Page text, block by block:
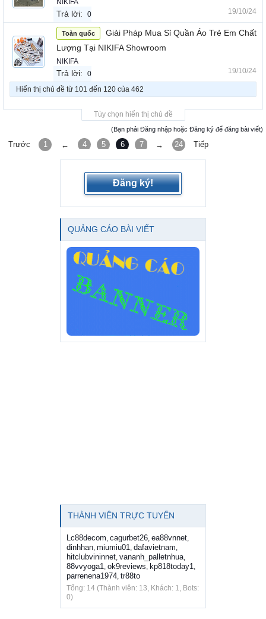
NIKIFA
Trả lời: 0 19/10/24
Toàn quốc
Giải Pháp Mua Sỉ Quần Áo Trẻ Em Chất
Lượng Tại NIKIFA Showroom
NIKIFA
Trả lời: 0 19/10/24
Hiển thị chủ đề từ 101 đến 120 của 462
Tùy chọn hiển thị chủ đề
(Bạn phải Đăng nhập hoặc Đăng ký để đăng bài viết)
Trước 1 ← 4 5 6 7 8
→ 24 Tiếp
Đăng ký!
QUẢNG CÁO BÀI VIẾT
THÀNH VIÊN TRỰC TUYẾN
Lc88decom, cagurbet26, ea88vnnet,
dinhhan, miumiu01, dafavietnam,
hitclubvininnet, vananh_palletnhua,
88vvyoga1, ok9reviews, kp818today1,
parrenena1974, tr88to
Tổng: 14 (Thành viên: 13, Khách: 1, Bots:
0)